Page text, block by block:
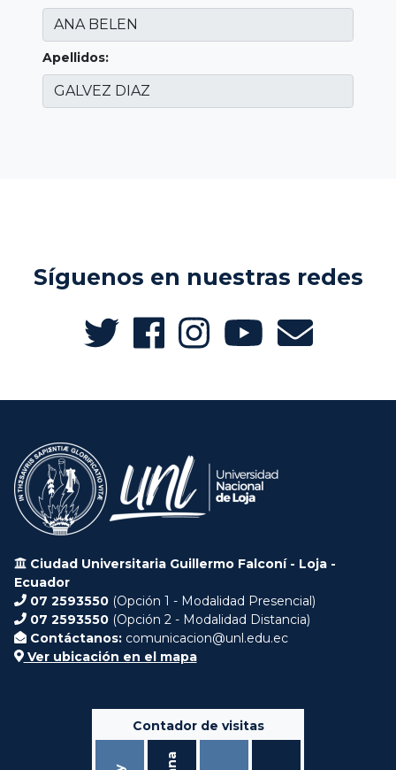
Apellidos:
Síguenos en nuestras redes
Ciudad Universitaria Guillermo Falconí - Loja -
Ecuador
07 2593550 (Opción 1 - Modalidad Presencial)
07 2593550 (Opción 2 - Modalidad Distancia)
Contáctanos: comunicacion@unl.edu.ec
Ver ubicación en el mapa
Contador de visitas